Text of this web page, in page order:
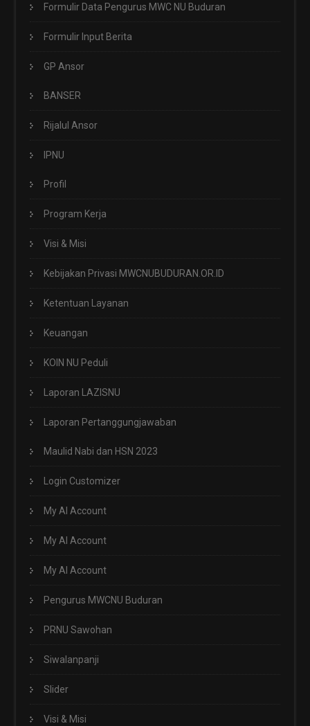
Formulir Data Pengurus MWC NU Buduran
Formulir Input Berita
GP Ansor
BANSER
Rijalul Ansor
IPNU
Profil
Program Kerja
Visi & Misi
Kebijakan Privasi MWCNUBUDURAN.OR.ID
Ketentuan Layanan
Keuangan
KOIN NU Peduli
Laporan LAZISNU
Laporan Pertanggungjawaban
Maulid Nabi dan HSN 2023
Login Customizer
My AI Account
My AI Account
My AI Account
Pengurus MWCNU Buduran
PRNU Sawohan
Siwalanpanji
Slider
Visi & Misi